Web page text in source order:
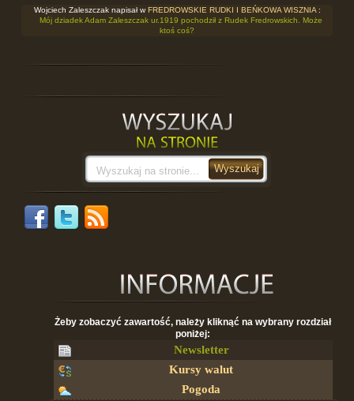
Wojciech Zaleszczak napisał w FREDROWSKIE RUDKI I BEŃKOWA WISZNIA:
Mój dziadek Adam Zaleszczak ur.1919 pochodził z Rudek Fredrowskich. Może
ktoś coś?
Żeby zobaczyć zawartość, należy kliknąć na wybrany rozdział
poniżej:
Newsletter
Kursy walut
Pogoda